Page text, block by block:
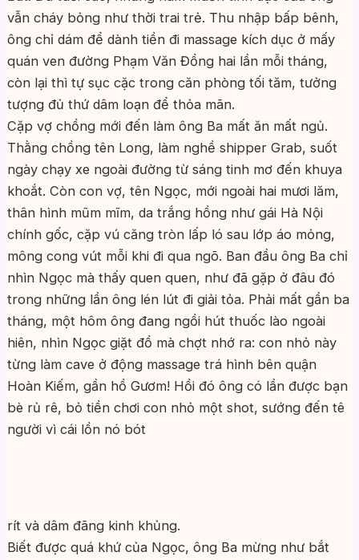
vẫn cháy bỏng như thời trai trẻ. Thu nhập bấp bênh,
ông chỉ dám để dành tiền đi massage kích dục ở mấy
quán ven đường Phạm Văn Đồng hai lần mỗi tháng,
còn lại thì tự sục cặc trong căn phòng tối tăm, tưởng
tượng đủ thứ dâm loạn để thỏa mãn.
Cặp vợ chồng mới đến làm ông Ba mất ăn mất ngủ.
Thằng chồng tên Long, làm nghề shipper Grab, suốt
ngày chạy xe ngoài đường từ sáng tinh mơ đến khuya
khoắt. Còn con vợ, tên Ngọc, mới ngoài hai mươi lăm,
thân hình mũm mĩm, da trắng hồng như gái Hà Nội
chính gốc, cặp vú căng tròn lấp ló sau lớp áo mỏng,
mông cong vút mỗi khi đi qua ngõ. Ban đầu ông Ba chỉ
nhìn Ngọc mà thấy quen quen, như đã gặp ở đâu đó
trong những lần ông lén lút đi giải tỏa. Phải mất gần ba
tháng, một hôm ông đang ngồi hút thuốc lào ngoài
hiên, nhìn Ngọc giặt đồ mà chợt nhớ ra: con nhỏ này
từng làm cave ở động massage trá hình bên quận
Hoàn Kiếm, gần hồ Gươm! Hồi đó ông có lần được bạn
bè rủ rê, bỏ tiền chơi con nhỏ một shot, sướng đến tê
người vì cái lồn nó bót
rít và dâm đãng kinh khủng.
Biết được quá khứ của Ngọc, ông Ba mừng như bắt